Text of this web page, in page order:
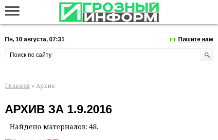
Пн, 10 августа, 07:31 Пишите нам
Главная » Архив
АРХИВ ЗА 1.9.2016
Найдено материалов: 48.